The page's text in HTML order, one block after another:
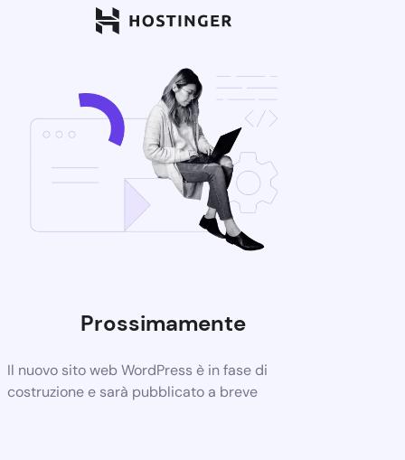
Prossimamente
Il nuovo sito web WordPress è in fase di
costruzione e sarà pubblicato a breve